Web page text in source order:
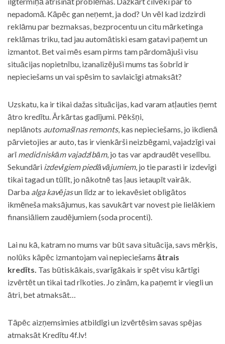
nepadomā. Kāpēc gan neņemt, ja dod? Un vēl kad izdzirdi
reklāmu par bezmaksas, bezprocentu un citu mārketinga
reklāmas triku, tad jau automātiski esam gatavi paņemt un
izmantot. Bet vai mēs esam pirms tam pārdomājuši visu
situācijas nopietnību, izanalizējuši mums tas šobrīd ir
nepieciešams un vai spēsim to savlaicīgi atmaksāt?
Uzskatu, ka ir tikai dažas situācijas, kad varam atļauties ņemt
ātro kredītu. Ārkārtas gadījumi. Pēkšņi,
neplānots automašīnas remonts, kas nepieciešams, jo ikdienā
pārvietojies ar auto, tas ir vienkārši neizbēgami, vajadzīgi vai
arīmedicīniskām vajadzībām, jo tas var apdraudēt veselību.
Sekundāri izdevīgiem piedāvājumiem, jo tie parasti ir izdevīgi
tikai tagad un tūlīt, jo nākotnē tas ļaus ietaupīt vairāk.
Darba alga kavējasun līdz ar to iekavēsiet obligātos
ikmēneša maksājumus, kas savukārt var novest pie lielākiem
finansiāliem zaudējumiem (soda procenti).
Lai nu kā, katram no mums var būt sava situācija, savs mērķis,
nolūks kāpēc izmantojam vai nepieciešams ātrais
kredīts. Tas būtiskākais, svarīgākais ir spēt visu kārtīgi
izvērtēt un tikai tad rīkoties. Jo zinām, ka paņemt ir viegli un
ātri, bet atmaksāt…
Tāpēc aizņemsimies atbildīgi un izvērtēsim savas spējas
atmaksāt Kredītu 4f.lv!